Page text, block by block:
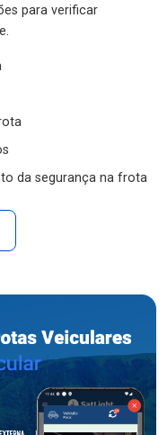
para verificar
da segurança na frota